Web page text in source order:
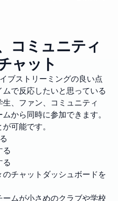
コミュニティ
ャット
ブストリーミングの良い点
で反応したいと思っている
、ファン、コミュニティ
から同時に参加できます。
可能です。
る
る
チャットダッシュボードを
ムが小さめのクラブや学校